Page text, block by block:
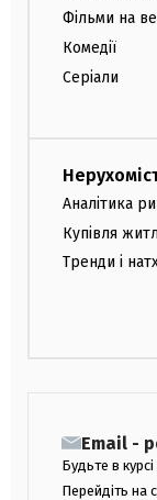
Фільми на
Комедії
Серіали
Аналітика
Купівля
Тренди і
Email -
Будьте в
Перейдіть на